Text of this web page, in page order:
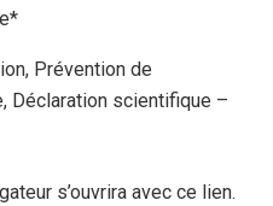
Prévention de
Déclaration scientifique –
s’ouvrira avec ce lien.